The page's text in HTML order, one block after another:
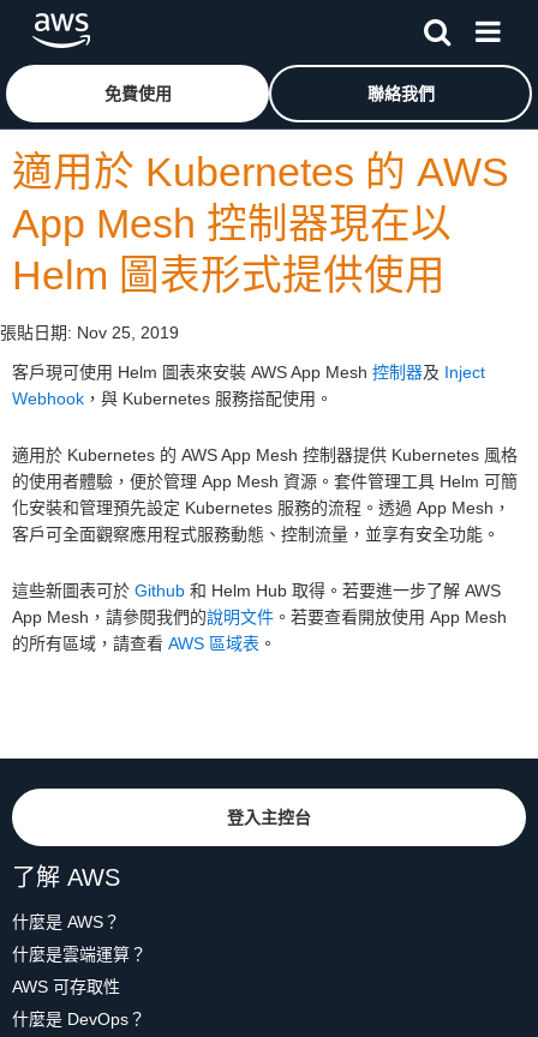
跳至主要內容按一下這裡可返回 Amazon Web Services 首頁
免費使用 聯絡我們
適用於 Kubernetes 的 AWS
App Mesh 控制器現在以
Helm 圖表形式提供使用
張貼日期: Nov 25, 2019
客戶現可使用 Helm 圖表來安裝 AWS App Mesh 控制器及 Inject
Webhook ，與 Kubernetes 服務搭配使用。
適用於 Kubernetes 的 AWS App Mesh 控制器提供 Kubernetes 風格
的使用者體驗，便於管理 App Mesh 資源。套件管理工具 Helm 可簡
化安裝和管理預先設定 Kubernetes 服務的流程。透過 App Mesh，
客戶可全面觀察應用程式服務動態、控制流量，並享有安全功能。
這些新圖表可於 Github 和 Helm Hub 取得。若要進一步了解 AWS
App Mesh，請參閱我們的說明文件 。若要查看開放使用 App Mesh
的所有區域，請查看 AWS 區域表 。
登入主控台
了解 AWS
什麼是 AWS？
什麼是雲端運算？
AWS 可存取性
什麼是 DevOps？